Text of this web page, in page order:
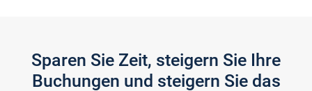
Sparen Sie Zeit, steigern Sie Ihre
Buchungen und steigern Sie das